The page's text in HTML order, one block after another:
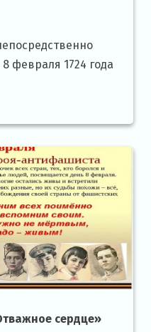
февраля 1724 года
сердце»